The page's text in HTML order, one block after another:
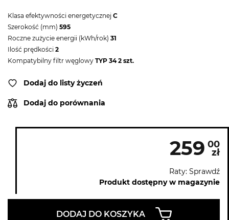
Klasa efektywności energetycznej C
Szerokość (mm) 595
Roczne zużycie energii (kWh/rok) 31
Ilość prędkości 2
Kompatybilny filtr węglowy TYP 34 2 szt.
Dodaj do listy życzeń
Dodaj do porównania
259 00
zł
Raty: Sprawdź
Produkt dostępny w magazynie
DODAJ DO KOSZYKA